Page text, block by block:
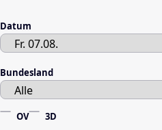
Datum
Bundesland
OV 3D